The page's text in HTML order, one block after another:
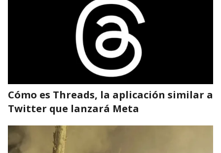
Cómo es Threads, la aplicación similar a
Twitter que lanzará Meta